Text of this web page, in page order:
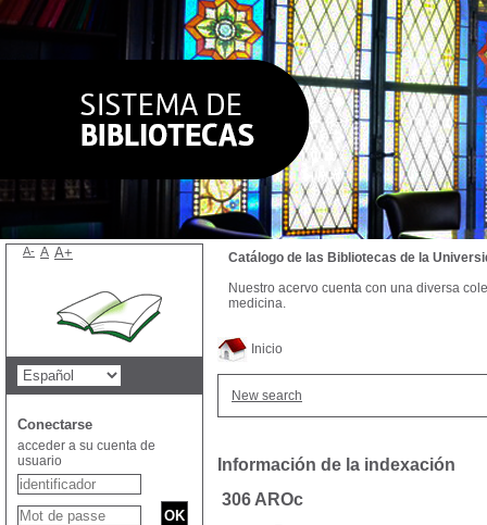
Inicio
New search
Información de la indexación
306 AROc
Catálogo de las Bibliotecas de la
Nuestro acervo cuenta con una diversa
medicina.
A- A A+
Conectarse
acceder a su cuenta de
usuario